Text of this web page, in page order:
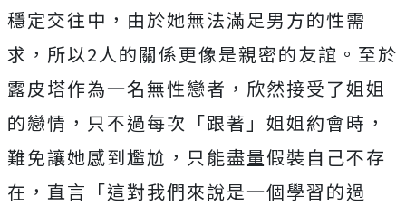
穩定交往中，由於她無法滿足男方的性需
求，所以2人的關係更像是親密的友誼。至於
露皮塔作為一名無性戀者，欣然接受了姐姐
的戀情，只不過每次「跟著」姐姐約會時，
難免讓她感到尷尬，只能盡量假裝自己不存
在，直言「這對我們來說是一個學習的過